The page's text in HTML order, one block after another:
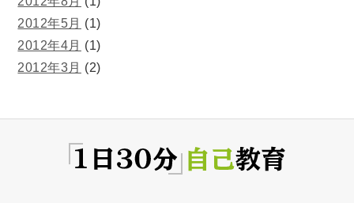
2012年5月 (1)
2012年4月 (1)
2012年3月 (2)